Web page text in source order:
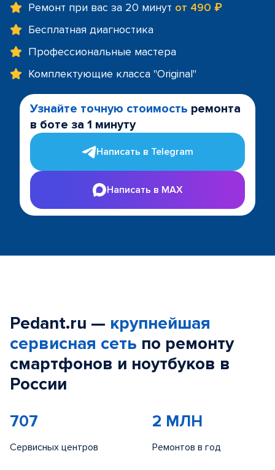
Ремонт при вас за 20 минут от 490 ₽
Бесплатная диагностика
Профессиональные мастера
Комплектующие класса "Original"
Узнайте точную стоимость ремонта
в боте за 1 минуту
Написать в Telegram
Написать в MAX
Pedant.ru — крупнейшая
сервисная сеть по ремонту
смартфонов и ноутбуков в
России
707
Сервисных центров
2 МЛН
Ремонтов в год